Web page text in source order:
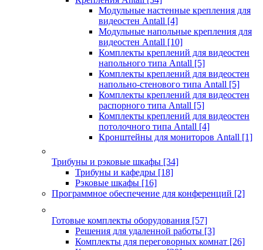
Модульные настенные крепления для
видеостен Antall [4]
Модульные напольные крепления для
видеостен Antall [10]
Комплекты креплений для видеостен
напольного типа Antall [5]
Комплекты креплений для видеостен
напольно-стенового типа Antall [5]
Комплекты креплений для видеостен
распорного типа Antall [5]
Комплекты креплений для видеостен
потолочного типа Antall [4]
Кронштейны для мониторов Antall [1]
Трибуны и рэковые шкафы [34]
Трибуны и кафедры [18]
Рэковые шкафы [16]
Программное обеспечение для конференций [2]
Готовые комплекты оборудования [57]
Решения для удаленной работы [3]
Комплекты для переговорных комнат [26]